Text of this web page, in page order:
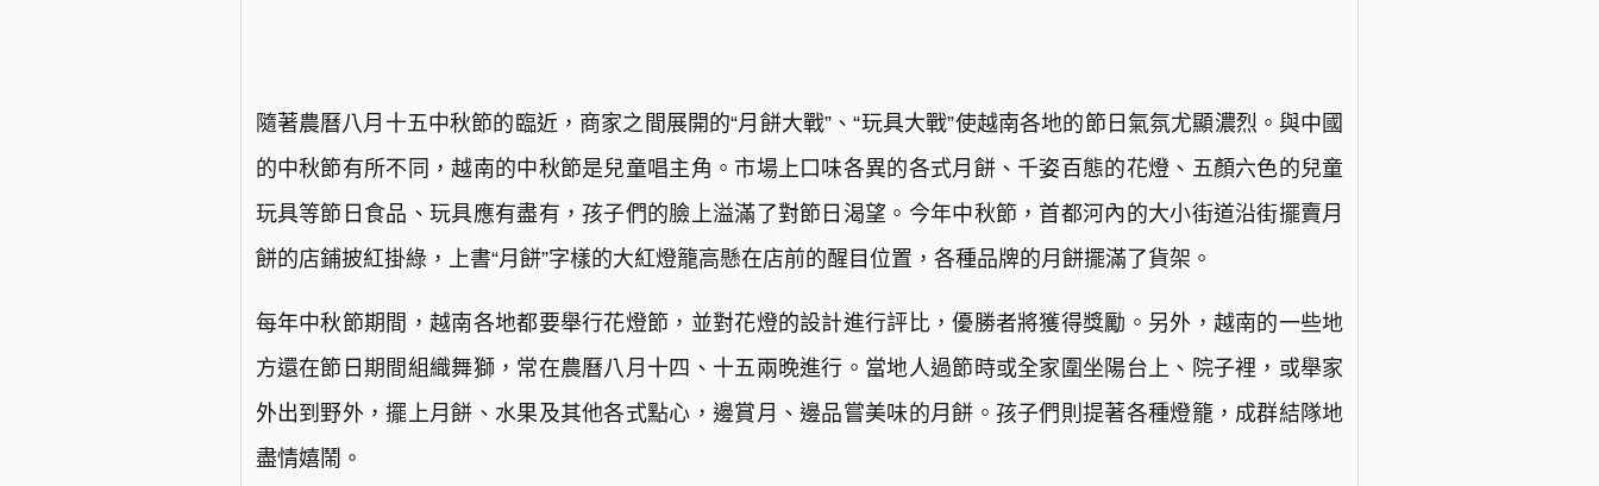
隨著農曆八月十五中秋節的臨近，商家之間展開的“月餅大戰”、“玩具大戰”使越南各地的節日氣氛尤顯濃烈。與中國
的中秋節有所不同，越南的中秋節是兒童唱主角。市場上口味各異的各式月餅、千姿百態的花燈、五顏六色的兒童
玩具等節日食品、玩具應有盡有，孩子們的臉上溢滿了對節日渴望。今年中秋節，首都河內的大小街道沿街擺賣月
餅的店鋪披紅掛綠，上書“月餅”字樣的大紅燈籠高懸在店前的醒目位置，各種品牌的月餅擺滿了貨架。
每年中秋節期間，越南各地都要舉行花燈節，並對花燈的設計進行評比，優勝者將獲得獎勵。另外，越南的一些地
方還在節日期間組織舞獅，常在農曆八月十四、十五兩晚進行。當地人過節時或全家圍坐陽台上、院子裡，或舉家
外出到野外，擺上月餅、水果及其他各式點心，邊賞月、邊品嘗美味的月餅。孩子們則提著各種燈籠，成群結隊地
盡情嬉鬧。